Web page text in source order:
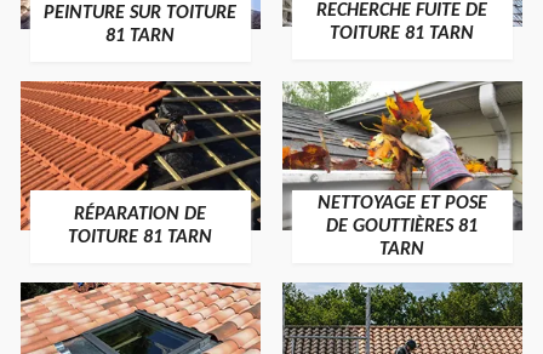
PEINTURE SUR TOITURE
81 TARN
RECHERCHE FUITE DE
TOITURE 81 TARN
RÉPARATION DE
TOITURE 81 TARN
NETTOYAGE ET POSE
DE GOUTTIÈRES 81
TARN